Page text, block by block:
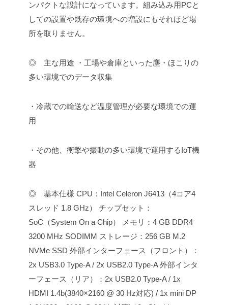
ンパクトな設計になっています。組み込み用PCと
しての設置や既存の環境への増設にもそれほど場
所を取りません。
◎ 主な用途 ・工場や倉庫といった塵・ほこりの
多い環境でのデータ収集
・冷蔵での輸送など温度管理が必要な環境での運
用
・その他、衝撃や振動の多い環境で運用するIoT機
器
◎ 基本仕様 CPU：Intel Celeron J6413（4コア4
スレッド 1.8 GHz）
チップセット：
SoC（System On a Chip）
メモリ：4 GB DDR4
3200 MHz SODIMM ストレージ：256 GB M.2
NVMe SSD 外部インターフェース（フロント）：
2x USB3.0 Type-A / 2x USB2.0 Type-A外部インタ
ーフェース（リア）：2x USB2.0 Type-A / 1x
HDMI 1.4b(3840×2160 @ 30 Hz対応) / 1x mini DP